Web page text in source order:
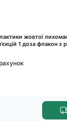
жовтої
1 доза флакон з